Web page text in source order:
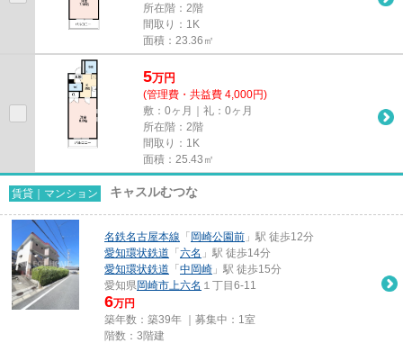
所在階：2階
間取り：1K
面積：23.36㎡
5万円
(管理費・共益費 4,000円)
敷：0ヶ月｜礼：0ヶ月
所在階：2階
間取り：1K
面積：25.43㎡
賃貸｜マンション キャスルむつな
名鉄名古屋本線 「 岡崎公園前 」駅 徒歩12分
愛知環状鉄道 「 六名 」駅 徒歩14分
愛知環状鉄道 「 中岡崎 」駅 徒歩15分
愛知県岡崎市上六名 １丁目6-11
6万円
築年数：築39年 ｜募集中： 1室
階数：3階建